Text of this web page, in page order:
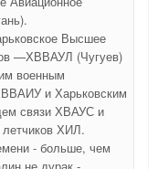
Высшее
—ХВВАУЛ (Чугуев)
военным
и Харьковским
связи ХВАУС и
летчиков ХИЛ.
- больше, чем